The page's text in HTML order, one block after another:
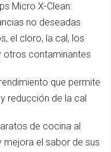
Micro X-Clean:
no deseadas
el cloro, la cal, los
otros contaminantes
que permite
reducción de la cal
de cocina al
mejora el sabor de sus